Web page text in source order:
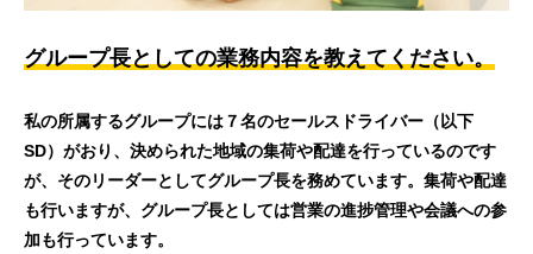
グループ長としての業務内容を教えてください。
私の所属するグループには７名のセールスドライバー（以下
SD）がおり、決められた地域の集荷や配達を行っているのです
が、そのリーダーとしてグループ長を務めています。集荷や配達
も行いますが、グループ長としては営業の進捗管理や会議への参
加も行っています。